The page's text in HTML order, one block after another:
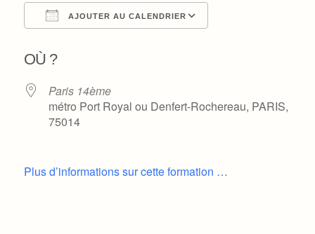
AJOUTER AU CALENDRIER
OÙ ?
Paris 14ème
métro Port Royal ou Denfert-Rochereau, PARIS,
75014
Plus d’informations sur cette formation …